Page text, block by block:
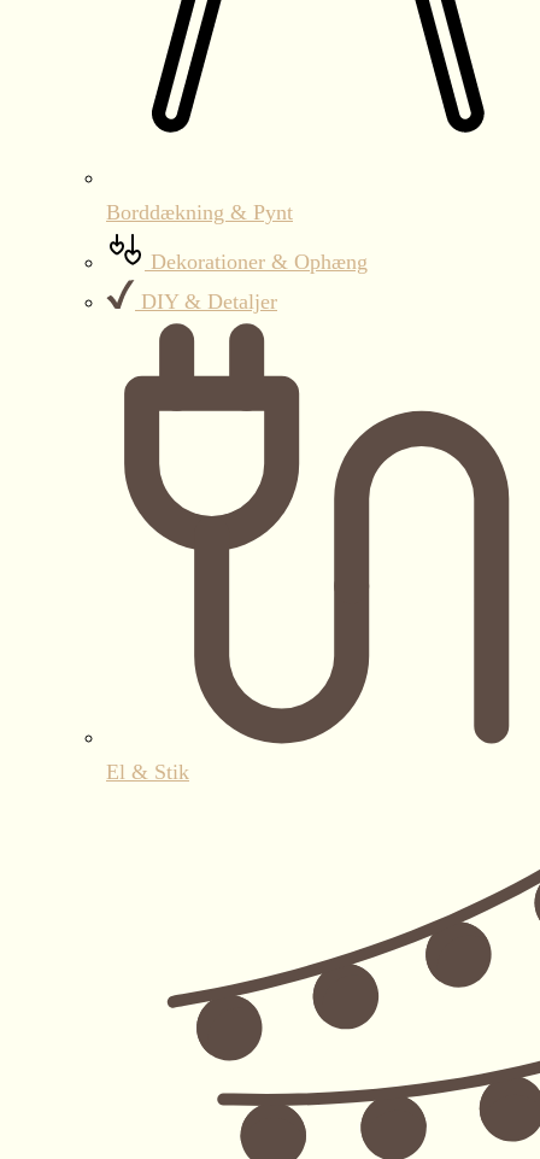
Borddækning & Pynt
Dekorationer & Ophæng
DIY & Detaljer
El & Stik